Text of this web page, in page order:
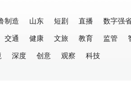
制造 山东 短剧 直播 数字强
交通 健康 文旅 教育 监管
深度 创意 观察 科技